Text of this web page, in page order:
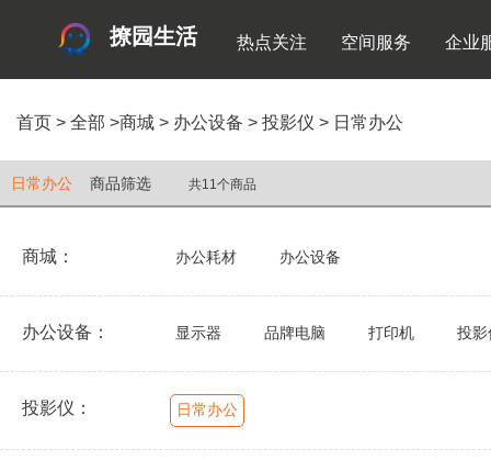
撩园生活 热点关注 空间服务 企业
首页 > 全部 >商城 > 办公设备 > 投影仪 > 日常办公
日常办公 商品筛选 共11个商品
商城： 办公耗材 办公设备
办公设备： 显示器 品牌电脑 打印机 投影
投影仪： 日常办公